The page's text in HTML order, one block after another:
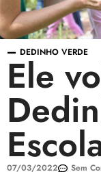
DEDINHO VERDE
Ele
07/03/2022 Sem